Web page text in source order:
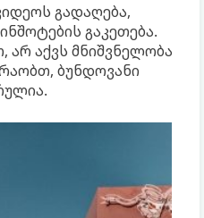
გადაღება,
გაკეთება.
აქვს მნიშვნელობა
ბუნდოვანი